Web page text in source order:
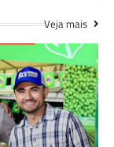
Veja mais